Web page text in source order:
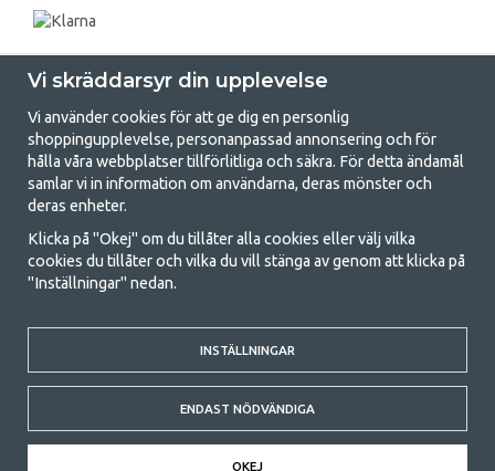
GetCamping.se - Din butik för camping
och uteliv
Att campa kan antingen vara en livsstil eller ett sätt att samla familjen
för ett gemensamt äventyr. Oavsett vilken kategori du tillhör hittar du
med att campa så därför erbjuder vi riktigt bra priser på familjetält,
husvagnstält och all annan utrustning för camping och friluftsliv. Vårt
mål är att i varje priskategori erbjuda den bästa campingutrustningen
gällande kvalitet och funktionalitet. Ta gärna kontakt med oss om det
är något du saknar eller vill veta mer om.
© 2020 GetCamping. All rights reserved.
Vi skräddarsyr din upplevelse
Vi använder cookies för att ge dig en personlig
shoppingupplevelse, personanpassad annonsering och för
hålla våra webbplatser tillförlitliga och säkra. För detta ändamål
samlar vi in information om användarna, deras mönster och
deras enheter.
Klicka på "Okej" om du tillåter alla cookies eller välj vilka
cookies du tillåter och vilka du vill stänga av genom att klicka på
"Inställningar" nedan.
INSTÄLLNINGAR
ENDAST NÖDVÄNDIGA
OKEJ